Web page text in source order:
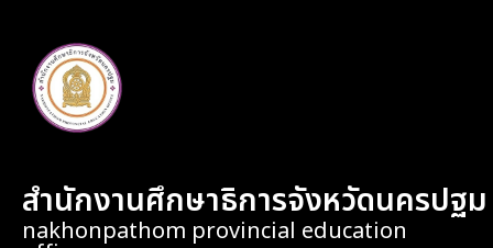
สำนักงานศึกษาธิการจังหวัดนครปฐม
nakhonpathom provincial education